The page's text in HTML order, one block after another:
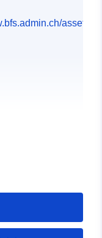
asset/